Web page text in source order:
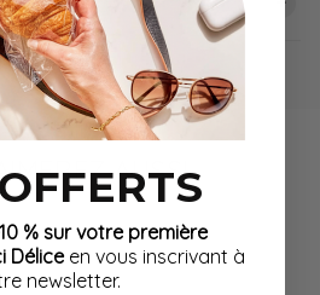
AUSSI
% sur votre première
Déliceen vous inscrivant à
newsletter.